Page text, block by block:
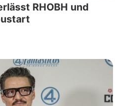
RHOBH und